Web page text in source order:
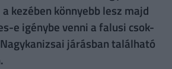
kezében könnyebb lesz majd
e igénybe venni a falusi csok-
járásban található